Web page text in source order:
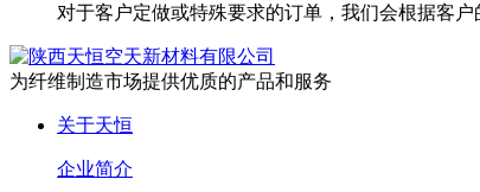
对于客户定做或特殊要求的订单，我们会根据客
为纤维制造市场提供优质的产品和服务
关于天恒
企业简介